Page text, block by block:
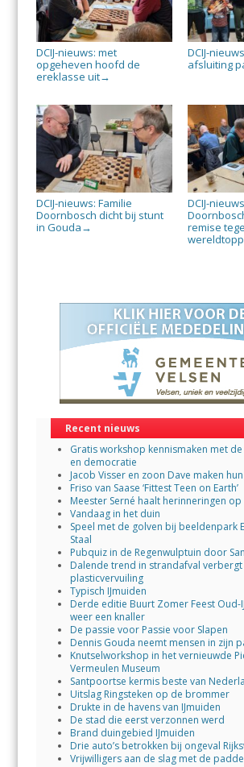
DCIJ-nieuws: met
opgeheven hoofd de
ereklasse uit→
DCIJ-
afsluiting
DCIJ-nieuws: Familie
Doornbosch dicht bij stunt
in Gouda →
DCIJ-
remise
Recent nieuws
Gratis workshop kennismaken met
en democratie
Jacob Visser en zoon Dave maken
Friso van Saase ‘Fittest Teen on Earth’
Meester Serné haalt herinneringen op
Vandaag in het duin
Speel met de golven bij beeldenpark
Staal
Pubquiz in de Regenwulptuin door
Dalende trend in strandafval
plasticvervuiling
Typisch IJmuiden
Derde editie Buurt Zomer Feest
weer een knaller
De passie voor Passie voor Slapen
Dennis Gouda neemt mensen in zijn
Knutselworkshop in het vernieuwde
Vermeulen Museum
Santpoortse kermis beste van
Uitslag Ringsteken op de brommer
Drukte in de havens van IJmuiden
De stad die eerst verzonnen werd
Brand duingebied IJmuiden
Drie auto’s betrokken bij ongeval
Vrijwilligers aan de slag met de